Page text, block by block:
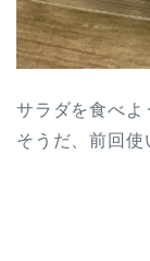
サラダを食べ
そうだ、前回